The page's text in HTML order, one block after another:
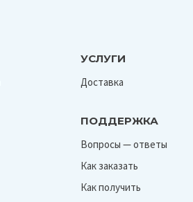
УСЛУГИ
Доставка
ПОДДЕРЖКА
Вопросы — ответы
Как заказать
Как получить